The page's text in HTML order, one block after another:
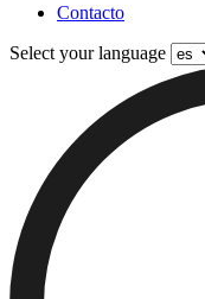
Contacto
Select your language